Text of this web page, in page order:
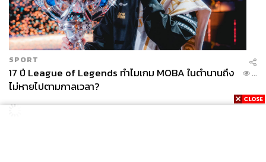
SPORT
17 ปี League of Legends ทำไมเกม MOBA ในตำนานถึง
ไม่หายไปตามกาลเวลา?
...